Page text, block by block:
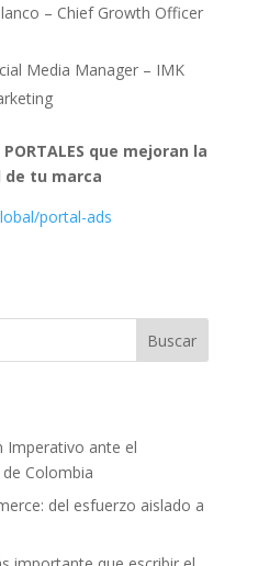
– Chief Growth Officer
Media Manager – IMK
que mejoran la
de tu marca
portal-ads
Buscar
Imperativo ante el
Colombia
del esfuerzo aislado a